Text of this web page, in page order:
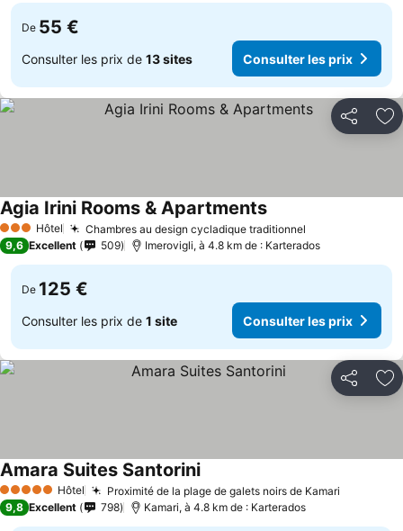
De 55 €
Consulter les prix de 13 sites Consulter les prix
Partager
3 ÉtoilesHôtel Chambres au design cycladique traditionnel
Agia Irini Rooms & Apartments
9,6 Excellent 509 Imerovigli, à 4.8 km de : Karterados
De 125 €
Consulter les prix de 1 site Consulter les prix
Partager
5 Étoiles Hôtel Proximité de la plage de galets noirs de Kamari
Amara Suites Santorini
9,8 Excellent 798 Kamari, à 4.8 km de : Karterados